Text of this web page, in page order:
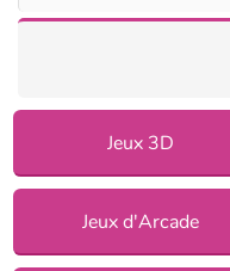
Jeux 3D
Jeux d'Arcade